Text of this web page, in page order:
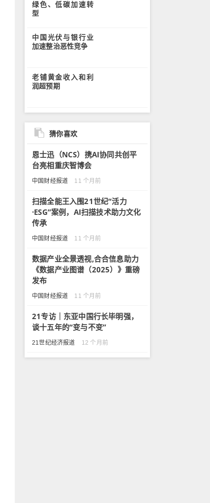
绿色、低碳加速转
型
中国光伏与银行业
加速整治恶性竞争
老铺黄金收入和利
润超预期
猜你喜欢
恩士迅（NCS）携AI协同共创平
台亮相重庆智博会
中国财经报道 11 个月前
扫描全能王入围21世纪“活力
·ESG”案例，AI扫描技术助力文化
传承
中国财经报道 11 个月前
数据产业全景透视,合合信息助力
《数据产业图谱（2025）》重磅
发布
中国财经报道 11 个月前
21专访｜东亚中国行长毕明强，
谈十五年的“变与不变”
21世纪经济报道 12 个月前